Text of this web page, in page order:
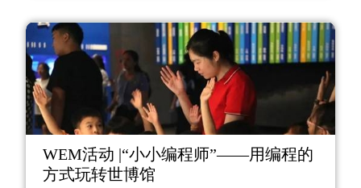
WEM活动 |“小小编程师”——用编程的
方式玩转世博馆